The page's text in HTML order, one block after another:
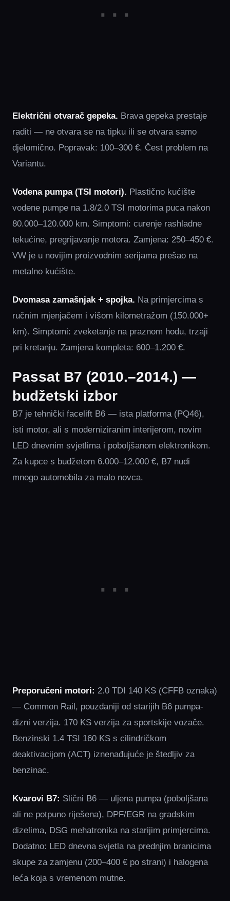
Električni otvarač gepeka. Brava gepeka prestaje
raditi — ne otvara se na tipku ili se otvara samo
djelomično. Popravak: 100–300 €. Čest problem na
Variantu.
Vodena pumpa (TSI motori). Plastično kućište
vodene pumpe na 1.8/2.0 TSI motorima puca nakon
80.000–120.000 km. Simptomi: curenje rashladne
tekućine, pregrijavanje motora. Zamjena: 250–450 €.
VW je u novijim proizvodnim serijama prešao na
metalno kućište.
Dvomasa zamašnjak + spojka. Na primjercima s
ručnim mjenjačem i višom kilometražom (150.000+
km). Simptomi: zveketanje na praznom hodu, trzaji
pri kretanju. Zamjena kompleta: 600–1.200 €.
Passat B7 (2010.–2014.) —
budžetski izbor
B7 je tehnički facelift B6 — ista platforma (PQ46),
isti motor, ali s moderniziranim interijerom, novim
LED dnevnim svjetlima i poboljšanom elektronikom.
Za kupce s budžetom 6.000–12.000 €, B7 nudi
mnogo automobila za malo novca.
Preporučeni motori: 2.0 TDI 140 KS (CFFB oznaka)
— Common Rail, pouzdaniji od starijih B6 pumpa-
dizni verzija. 170 KS verzija za sportskije vozače.
Benzinski 1.4 TSI 160 KS s cilindričkom
deaktivacijom (ACT) iznenađujuće je štedljiv za
benzinac.
Kvarovi B7: Slični B6 — uljena pumpa (poboljšana
ali ne potpuno riješena), DPF/EGR na gradskim
dizelima, DSG mehatronika na starijim primjercima.
Dodatno: LED dnevna svjetla na prednjim branicima
skupe za zamjenu (200–400 € po strani) i halogena
leća koja s vremenom mutne.